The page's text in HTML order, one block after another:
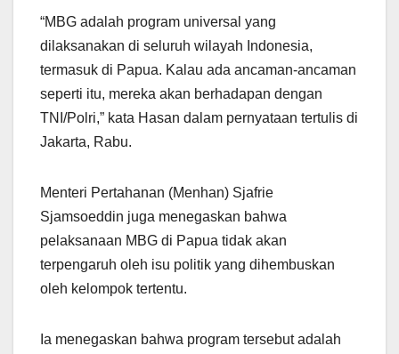
“MBG adalah program universal yang
dilaksanakan di seluruh wilayah Indonesia,
termasuk di Papua. Kalau ada ancaman-ancaman
seperti itu, mereka akan berhadapan dengan
TNI/Polri,” kata Hasan dalam pernyataan tertulis di
Jakarta, Rabu.
Menteri Pertahanan (Menhan) Sjafrie
Sjamsoeddin juga menegaskan bahwa
pelaksanaan MBG di Papua tidak akan
terpengaruh oleh isu politik yang dihembuskan
oleh kelompok tertentu.
Ia menegaskan bahwa program tersebut adalah